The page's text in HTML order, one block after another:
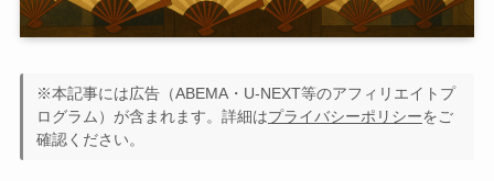
※本記事には広告（ABEMA・U-NEXT等のアフィリエイトプ
ログラム）が含まれます。詳細はプライバシーポリシーをご
確認ください。